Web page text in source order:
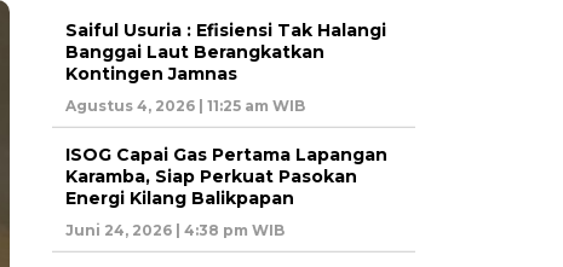
Saiful Usuria : Efisiensi Tak Halangi
Banggai Laut Berangkatkan
Kontingen Jamnas
Agustus 4, 2026 | 11:25 am WIB
ISOG Capai Gas Pertama Lapangan
Karamba, Siap Perkuat Pasokan
Energi Kilang Balikpapan
Juni 24, 2026 | 4:38 pm WIB